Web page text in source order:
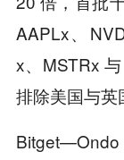
AAPLx、
x、MSTRx
排除美国与英
Bitget—Ondo